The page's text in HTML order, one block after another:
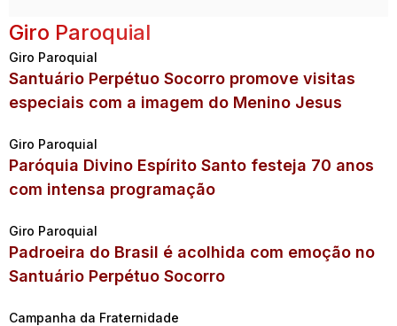
Giro Paroquial
Giro Paroquial
Santuário Perpétuo Socorro promove visitas
especiais com a imagem do Menino Jesus
Giro Paroquial
Paróquia Divino Espírito Santo festeja 70 anos
com intensa programação
Giro Paroquial
Padroeira do Brasil é acolhida com emoção no
Santuário Perpétuo Socorro
Campanha da Fraternidade